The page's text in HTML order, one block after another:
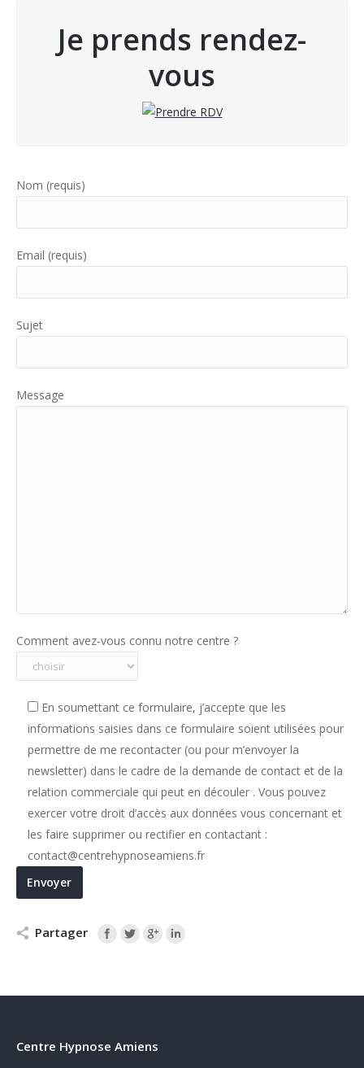
Je prends rendez-
vous
Nom (requis)
Email (requis)
Sujet
Message
Comment avez-vous connu notre centre ?
En soumettant ce formulaire, j’accepte que les
informations saisies dans ce formulaire soient utilisées pour
permettre de me recontacter (ou pour m’envoyer la
newsletter) dans le cadre de la demande de contact et de la
relation commerciale qui peut en découler . Vous pouvez
exercer votre droit d’accès aux données vous concernant et
les faire supprimer ou rectifier en contactant :
contact@centrehypnoseamiens.fr
Partager
Centre Hypnose Amiens